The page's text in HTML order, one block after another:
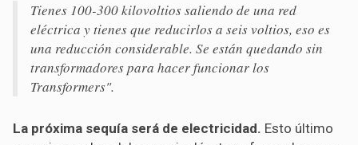
Tienes 100-300 kilovoltios saliendo de una red
eléctrica y tienes que reducirlos a seis voltios, eso es
una reducción considerable. Se están quedando sin
transformadores para hacer funcionar los
Transformers".
La próxima sequía será de electricidad. Esto último